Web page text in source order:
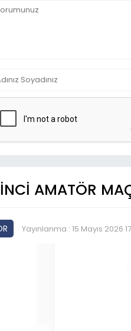
AMATÖR
Yayınlanma : 15 Mayıs 2026